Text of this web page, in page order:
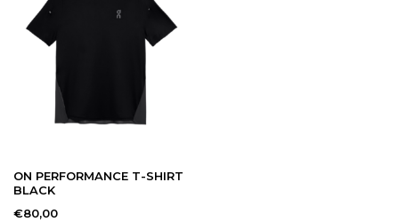
ON PERFORMANCE T-SHIRT
BLACK
€80,00